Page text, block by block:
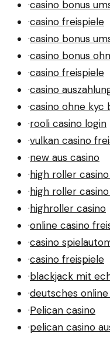
·casino bonus
·casino freispiele
·casino bonus
·casino bonus
·casino freispiele
·casino
·casino ohne kyc
·rooli casino login
·vulkan casino
·new aus casino
·high roller
·high roller
·highroller casino
·online casino
·casino
·casino freispiele
·blackjack mit
·deutsches
·Pelican casino
·pelican casino